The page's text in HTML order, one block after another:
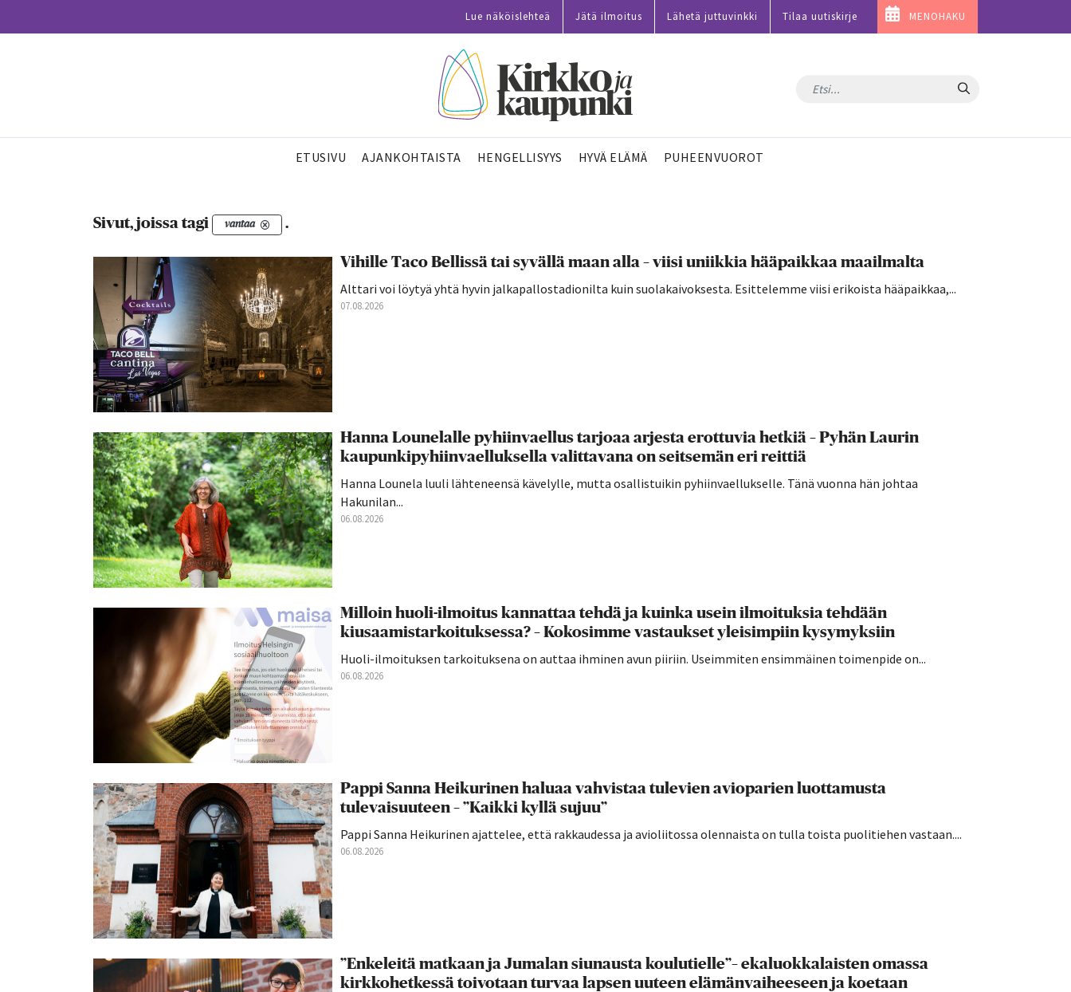
Lue näköislehteä Jätä ilmoitus Lähetä juttuvinkki Tilaa uutiskirje MENOHAKU
Hae
ETUSIVU AJANKOHTAISTA HENGELLISYYS HYVÄ ELÄMÄ PUHEENVUOROT
Sivut, joissa tagi vantaa .
Vihille Taco Bellissä tai syvällä maan alla – viisi uniikkia hääpaikkaa maailmalta
Alttari voi löytyä yhtä hyvin jalkapallostadionilta kuin suolakaivoksesta. Esittelemme viisi erikoista hääpaikkaa,...
07.08.2026
Hanna Lounelalle pyhiinvaellus tarjoaa arjesta erottuvia hetkiä – Pyhän Laurin
kaupunkipyhiinvaelluksella valittavana on seitsemän eri reittiä
Hanna Lounela luuli lähteneensä kävelylle, mutta osallistuikin pyhiinvaellukselle. Tänä vuonna hän johtaa
Hakunilan...
06.08.2026
Milloin huoli-ilmoitus kannattaa tehdä ja kuinka usein ilmoituksia tehdään
kiusaamistarkoituksessa? – Kokosimme vastaukset yleisimpiin kysymyksiin
Huoli-ilmoituksen tarkoituksena on auttaa ihminen avun piiriin. Useimmiten ensimmäinen toimenpide on...
06.08.2026
Pappi Sanna Heikurinen haluaa vahvistaa tulevien avioparien luottamusta
tulevaisuuteen – ”Kaikki kyllä sujuu”
Pappi Sanna Heikurinen ajattelee, että rakkaudessa ja avioliitossa olennaista on tulla toista puolitiehen vastaan....
06.08.2026
”Enkeleitä matkaan ja Jumalan siunausta koulutielle”– ekaluokkalaisten omassa
kirkkohetkessä toivotaan turvaa lapsen uuteen elämänvaiheeseen ja koetaan